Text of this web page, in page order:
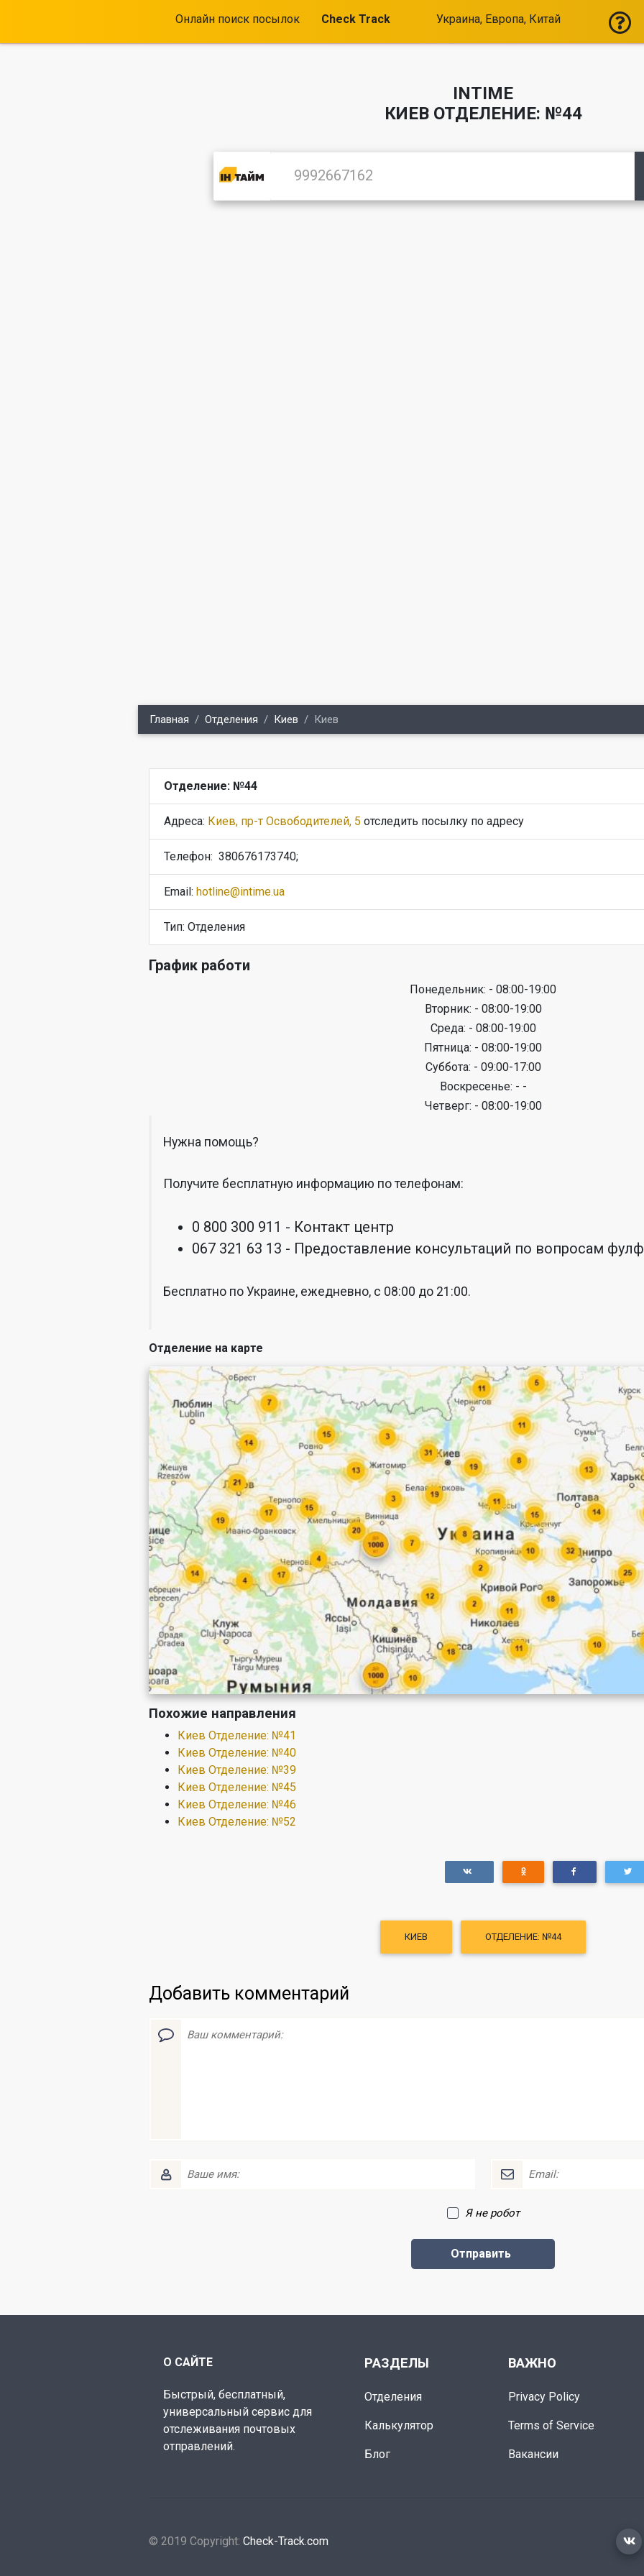
Онлайн поиск посылок Check Track Украина, Европа, Китай
INTIME
КИЕВ ОТДЕЛЕНИЕ: №44
Главная Отделения Киев Киев
Отделение: №44
Адреса: Киев, пр-т Освободителей, 5 отследить посылку по адресу
Телефон: 380676173740;
Email: hotline@intime.ua
Тип: Отделения
График работи
Понедельник: - 08:00-19:00
Вторник: - 08:00-19:00
Среда: - 08:00-19:00
Пятница: - 08:00-19:00
Суббота: - 09:00-17:00
Воскресенье: - -
Четверг: - 08:00-19:00
Нужна помощь?
Получите бесплатную информацию по телефонам:
0 800 300 911 - Контакт центр
067 321 63 13 - Предоставление консультаций по вопросам
Бесплатно по Украине, ежедневно, с 08:00 до 21:00.
Отделение на карте
Похожие направления
Киев Отделение: №41
Киев Отделение: №40
Киев Отделение: №39
Киев Отделение: №45
Киев Отделение: №46
Киев Отделение: №52
КИЕВ ОТДЕЛЕНИЕ: №44
Добавить комментарий
Я не робот
О САЙТЕ
Быстрый, бесплатный,
универсальный сервис для
отслеживания почтовых
отправлений.
РАЗДЕЛЫ
Отделения
Калькулятор
Блог
ВАЖНО
Privacy Policy
Terms of Service
Вакансии
© 2019 Copyright: Check-Track.com